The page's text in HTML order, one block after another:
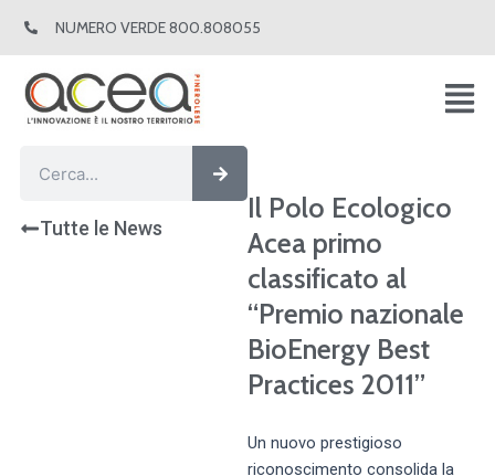
NUMERO VERDE 800.808055
Cerca
Tutte le News
Il Polo Ecologico
Acea primo
classificato al
“Premio nazionale
BioEnergy Best
Practices 2011”
Un nuovo prestigioso
riconoscimento consolida la